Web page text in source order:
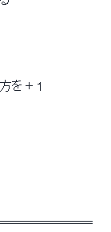
を＋１
＿＿＿＿＿＿